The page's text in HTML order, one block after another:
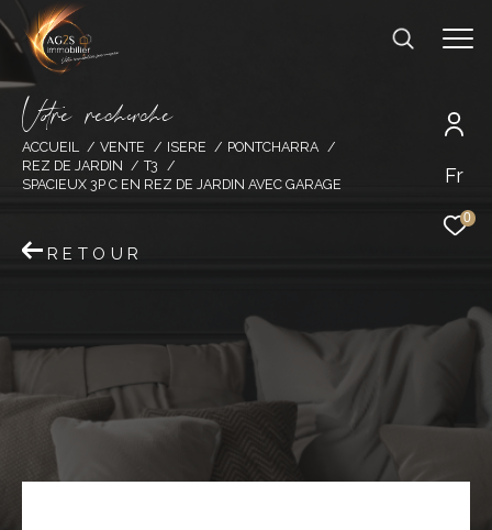
Fr
0
Vore recece
ACCUEIL VENTE ISERE
PONTCHARRA
REZ DE JARDIN
T3
SPACIEUX 3P C EN REZ DE JARDIN AVEC GARAGE
RETOUR